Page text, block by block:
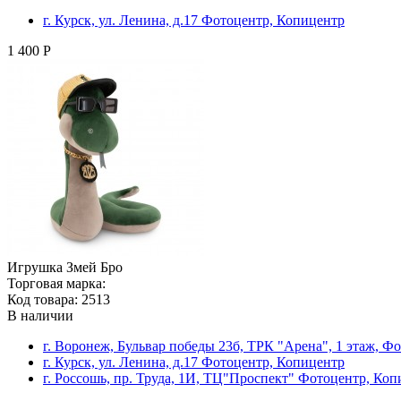
г. Курск, ул. Ленина, д.17 Фотоцентр, Копицентр
1 400 Р
Игрушка Змей Бро
Торговая марка:
Код товара: 2513
В наличии
г. Воронеж, Бульвар победы 23б, ТРК "Арена", 1 этаж,
г. Курск, ул. Ленина, д.17 Фотоцентр, Копицентр
г. Россошь, пр. Труда, 1И, ТЦ"Проспект" Фотоцентр,